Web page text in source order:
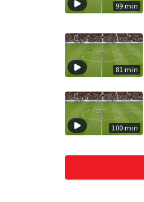
99 min
81 min
100 min